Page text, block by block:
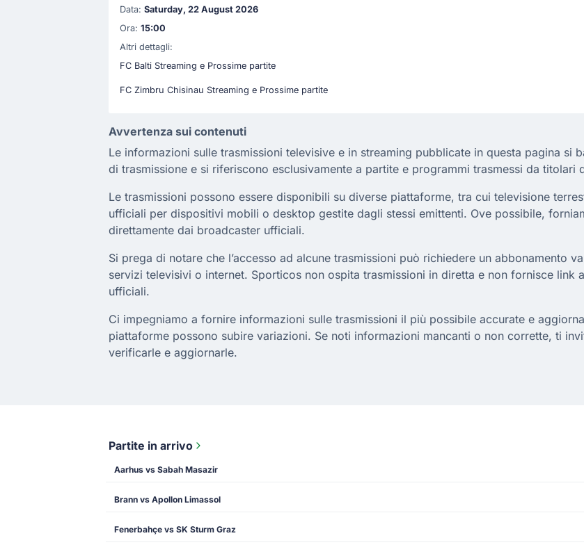
Data: Saturday, 22 August 2026
Ora: 15:00
Altri dettagli:
FC Balti Streaming e Prossime partite
FC Zimbru Chisinau Streaming e Prossime partite
Avvertenza sui contenuti
Le informazioni sulle trasmissioni televisive e in streaming pubblicate in questa pagina si
di trasmissione e si riferiscono esclusivamente a partite e programmi trasmessi da titolari
Le trasmissioni possono essere disponibili su diverse piattaforme, tra cui televisione
ufficiali per dispositivi mobili o desktop gestite dagli stessi emittenti. Ove possibile,
direttamente dai broadcaster ufficiali.
Si prega di notare che l’accesso ad alcune trasmissioni può richiedere un abbonamento
servizi televisivi o internet. Sporticos non ospita trasmissioni in diretta e non fornisce link
ufficiali.
Ci impegniamo a fornire informazioni sulle trasmissioni il più possibile accurate e
piattaforme possono subire variazioni. Se noti informazioni mancanti o non corrette, ti
verificarle e aggiornarle.
Partite in arrivo
Aarhus vs Sabah Masazir
Brann vs Apollon Limassol
Fenerbahçe vs SK Sturm Graz